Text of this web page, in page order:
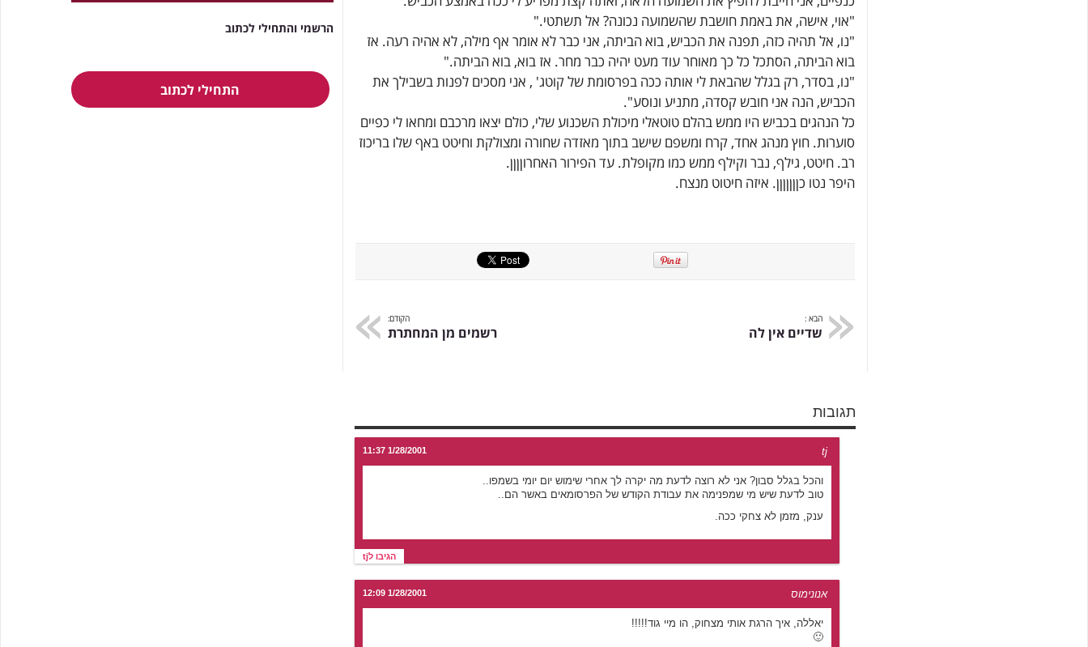
הרשמי והתחילי לכתוב
התחילי לכתוב
"אוי, אישה, את באמת חושבת שהשמועה נכונה? אל תשתטי."
"נו, אל תהיה כזה, תפנה את הכביש, בוא הביתה, אני כבר לא אומר אף מילה, לא אהיה רעה. אז
בוא הביתה, הסתכל כל כך מאוחר עוד מעט יהיה כבר מחר. אז בוא, בוא הביתה."
"נו, בסדר, רק בגלל שהבאת לי אותה ככה בפרסומת של קוטג' , אני מסכים לפנות בשבילך את
הכביש, הנה אני חובש קסדה, מתניע ונוסע".
כל הנהגים בכביש היו ממש בהלם טוטאלי מיכולת השכנוע שלי, כולם יצאו מרכבם ומחאו לי כפיים
סוערות. חוץ מנהג אחד, קרח ומשפם שישב בתוך מאזדה שחורה ומצולקת וחיטט באף שלו בריכוז
רב. חיטט, גילף, נבר וקילף ממש כמו מקופלת. עד הפירור האחרוןןןן.
היפר נטו כןןןןןןן. איזה חיטוט מנצח.
הקודם:
רשמים מן המחתרת
הבא :
שדיים אין לה
תגובות
tj
1/28/2001 11:37
והכל בגלל סבון? אני לא רוצה לדעת מה יקרה לך אחרי שימוש יום יומי בשמפו..
טוב לדעת שיש מי שמפנימה את עבודת הקודש של הפרסומאים באשר הם..
ענק, מזמן לא צחקי ככה.
הגיבו לtj
אנונימוס 1/28/2001 12:09
יאללה, איך הרגת אותי מצחוק, הו מיי גוד!!!!!
🙂